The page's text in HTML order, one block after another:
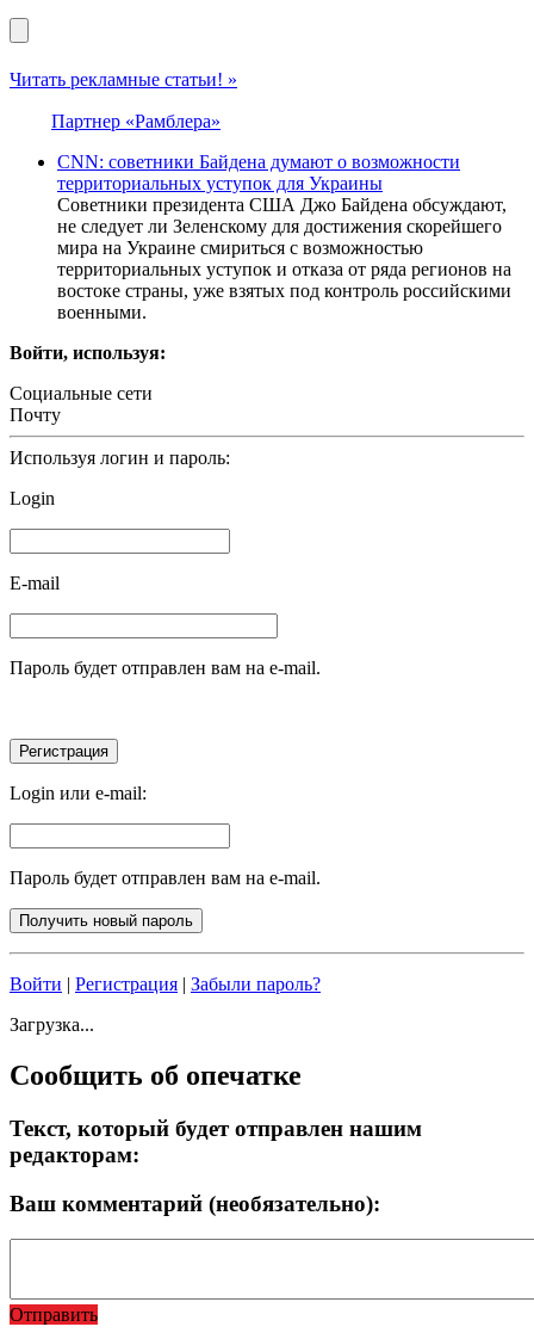
Читать рекламные статьи! »
Партнер «Рамблера»
CNN: советники Байдена думают о возможности
территориальных уступок для Украины
Советники президента США Джо Байдена обсуждают,
не следует ли Зеленскому для достижения скорейшего
мира на Украине смириться с возможностью
территориальных уступок и отказа от ряда регионов на
востоке страны, уже взятых под контроль российскими
военными.
Войти, используя:
Социальные сети
Почту
Используя логин и пароль:
Login
E-mail
Пароль будет отправлен вам на e-mail.
Login или e-mail:
Пароль будет отправлен вам на e-mail.
Войти | Регистрация | Забыли пароль?
Загрузка...
Сообщить об опечатке
Текст, который будет отправлен нашим
редакторам:
Ваш комментарий (необязательно):
Отправить